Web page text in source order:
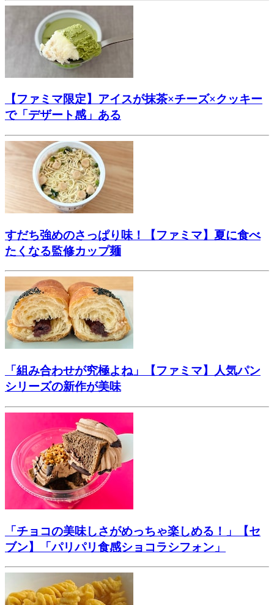
【ファミマ限定】アイスが抹茶×チーズ×クッキー
で「デザート感」ある
すだち強めのさっぱり味！【ファミマ】夏に食べ
たくなる監修カップ麺
「組み合わせが究極よね」【ファミマ】人気パン
シリーズの新作が美味
「チョコの美味しさがめっちゃ楽しめる！」【セ
ブン】「パリパリ食感ショコラシフォン」